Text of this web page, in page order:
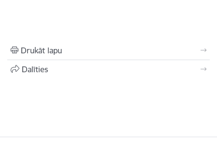
Drukāt lapu
Dalīties